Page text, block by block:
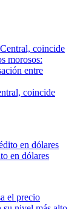
coincide
en dólares